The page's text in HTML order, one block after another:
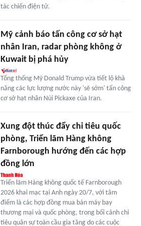
tác chiến điện tử.
Mỹ cảnh báo tấn công cơ sở hạt
nhân Iran, radar phòng không ở
Kuwait bị phá hủy
Tổng thống Mỹ Donald Trump vừa tiết lộ khả
năng các lực lượng nước này 'sẽ sớm' tấn công
cơ sở hạt nhân Núi Pickaxe của Iran.
Xung đột thúc đẩy chi tiêu quốc
phòng, Triển lãm Hàng không
Farnborough hướng đến các hợp
đồng lớn
Triển lãm Hàng không quốc tế Farnborough
2026 khai mạc tại Anh ngày 20/7, với tâm
điểm là các hợp đồng mua bán máy bay
thương mại và quốc phòng, trong bối cảnh chi
tiêu quân sự toàn cầu gia tăng do các cuộc